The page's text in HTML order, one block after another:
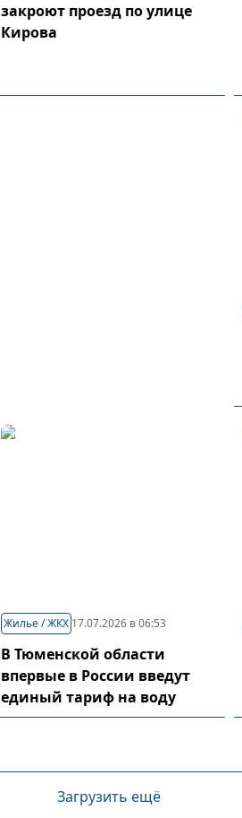
закроют проезд по улице
Кирова
Жилье / ЖКХ 17.07.2026 в 06:53
В Тюменской области
впервые в России введут
единый тариф на воду
Загрузить ещё